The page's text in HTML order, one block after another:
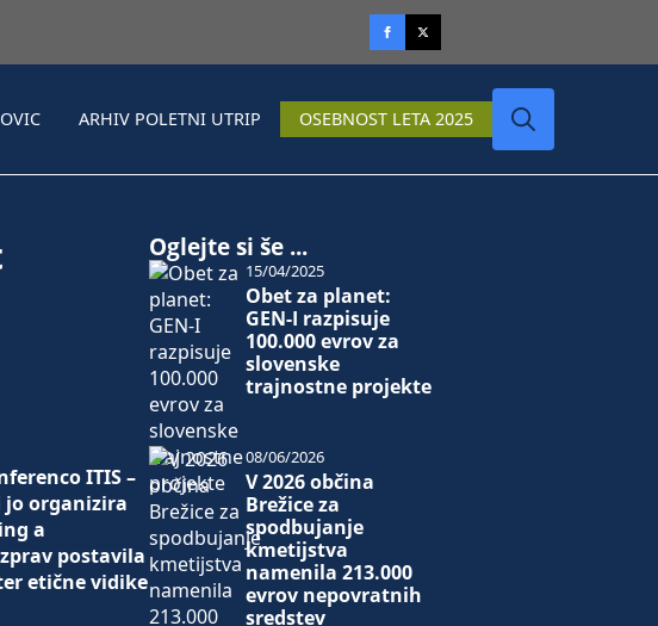
ARHIV POLETNI UTRIP OSEBNOST LETA 2025
ITIS –
organizira
a
postavila
etične vidike
Oglejte si še ...
Obet za planet:
GEN-I razpisuje
100.000 evrov za
slovenske
trajnostne projekte
15/04/2025
V 2026 občina
Brežice za
spodbujanje
kmetijstva
namenila 213.000
evrov nepovratnih
sredstev
08/06/2026